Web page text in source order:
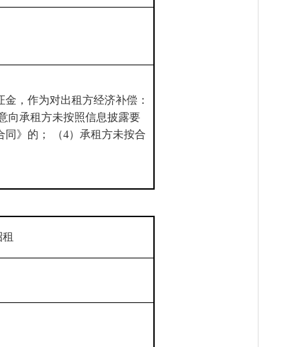
，作为对出租方经济补偿：
向承租方未按照信息披露要
同》的； （4）承租方未按合